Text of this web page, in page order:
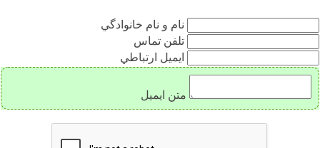
نام و نام خانوادگي
تلفن تماس
ايميل ارتباطي
متن ايميل